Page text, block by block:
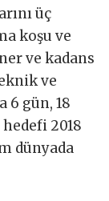
üç
koşu ve
ve kadans
ve
6 gün, 18
2018
dünyada